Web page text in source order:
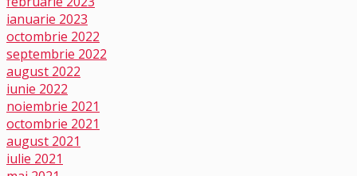
ianuarie 2023
octombrie 2022
septembrie 2022
august 2022
iunie 2022
noiembrie 2021
octombrie 2021
august 2021
iulie 2021